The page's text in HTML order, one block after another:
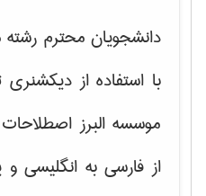
دانشجویان محترم
با استفاده از
موسسه البرز
از فارسی به انگلیسی و